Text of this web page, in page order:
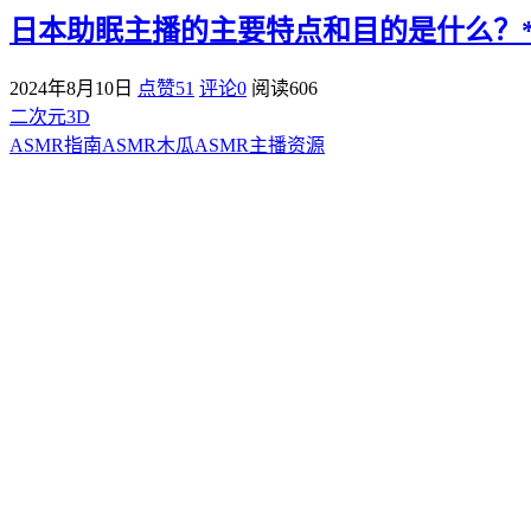
日本助眠主播的主要特点和目的是什么
2024年8月10日 点赞51 评论0 阅读606
二次元3D
ASMR指南ASMR木瓜ASMR主播资源